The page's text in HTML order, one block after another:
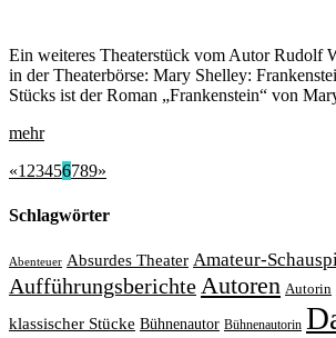
Ein weiteres Theaterstück vom Autor Rudolf
in der Theaterbörse: Mary Shelley:
Stücks ist der Roman „Frankenstein“ von
mehr
«123456789»
Schlagwörter
Abenteuer Absurdes Theater Amateur-
Aufführungsberichte Autoren Autorin
klassischer Stücke Bühnenautor Bühnenautorin